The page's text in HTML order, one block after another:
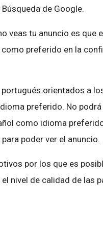
Búsqueda de Google.
veas tu anuncio es que
preferido en la
orientados a
preferido. No podrá
como idioma
poder ver el anuncio.
por los que es
nivel de calidad de las